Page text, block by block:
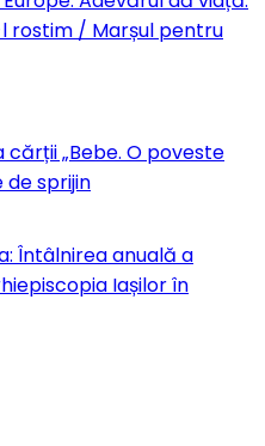
rostim / Marșul pentru
„Bebe. O poveste
de sprijin
Întâlnirea anuală a
Iașilor în